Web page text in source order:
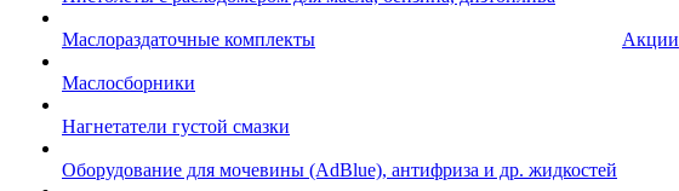
Маслораздаточные комплекты
Маслосборники
Нагнетатели густой смазки
Оборудование для мочевины (AdBlue), антифриза и др. жидкостей
Акции